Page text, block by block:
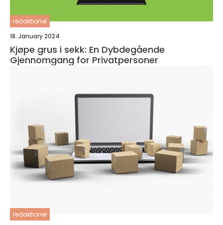
redaktionel
18. January 2024
Kjøpe grus i sekk: En Dybdegående
Gjennomgang for Privatpersoner
redaktionel